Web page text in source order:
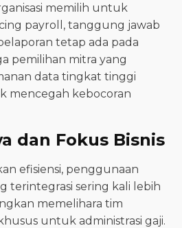
memilih untuk
payroll, tanggung jawab
tetap ada pada
pemilihan mitra yang
data tingkat tinggi
mencegah kebocoran
dan Fokus Bisnis
efisiensi, penggunaan
terintegrasi sering kali lebih
memelihara tim
untuk administrasi gaji.